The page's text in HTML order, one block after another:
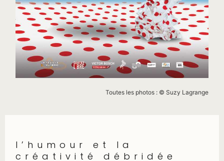
Toutes les photos : © Suzy Lagrange
l’humour et la
créativité débridée